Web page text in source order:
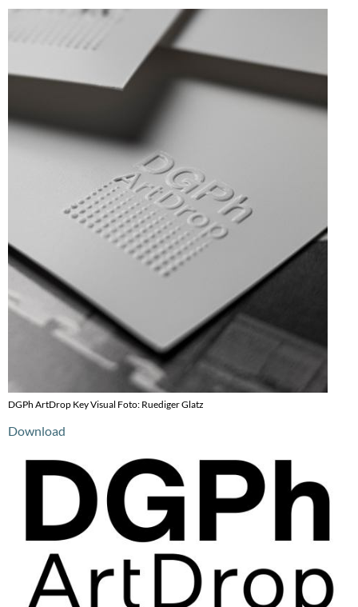
DGPh ArtDrop Key Visual Foto: Ruediger Glatz
Download